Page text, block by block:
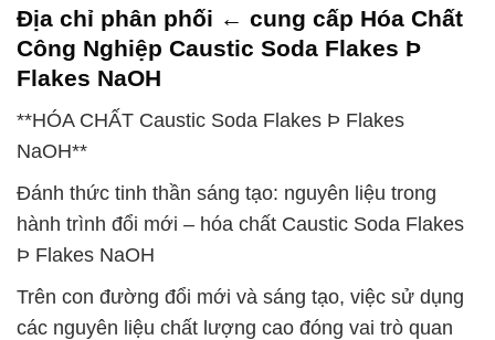
Địa chỉ phân phối ← cung cấp Hóa Chất
Công Nghiệp Caustic Soda Flakes Þ
Flakes NaOH
**HÓA CHẤT Caustic Soda Flakes Þ Flakes
NaOH**
Đánh thức tinh thần sáng tạo: nguyên liệu trong
hành trình đổi mới – hóa chất Caustic Soda Flakes
Þ Flakes NaOH
Trên con đường đổi mới và sáng tạo, việc sử dụng
các nguyên liệu chất lượng cao đóng vai trò quan